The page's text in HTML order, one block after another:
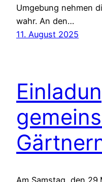
Umgebung nehmen
wahr. An den…
11. August 2025